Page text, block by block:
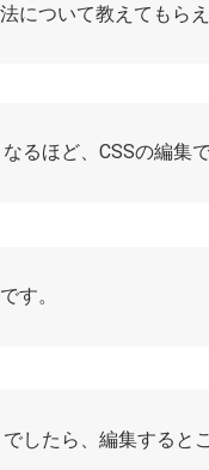
について教えてもら
なるほど、CSSの編集
す。
でしたら、編集すると